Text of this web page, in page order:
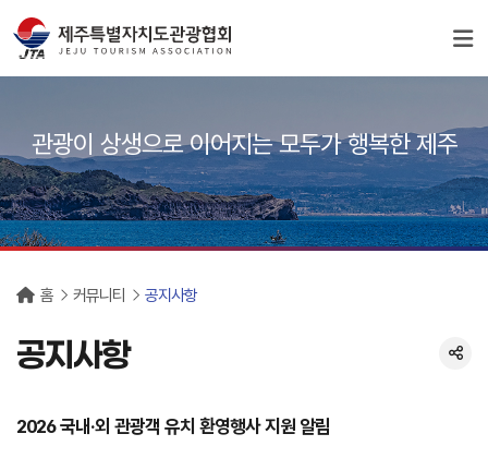
관광이 상생으로 이어지는 모두가 행복한 제주
홈 커뮤니티 공지사항
공지사항
2026 국내·외 관광객 유치 환영행사 지원 알림